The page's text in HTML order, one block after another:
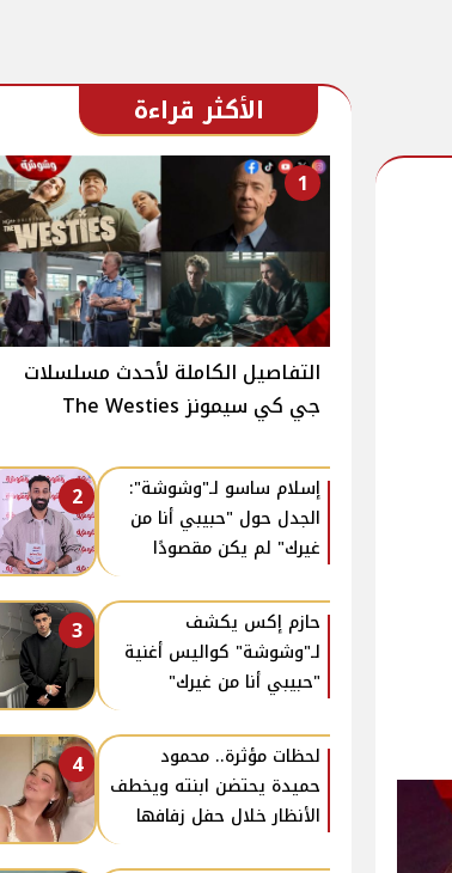
الأكثر قراءة
1
التفاصيل الكاملة لأحدث مسلسلات
جي كي سيمونز The Westies
2
إسلام ساسو لـ"وشوشة":
الجدل حول "حبيبي أنا من
غيرك" لم يكن مقصودًا
3
حازم إكس يكشف
لـ"وشوشة" كواليس أغنية
"حبيبي أنا من غيرك"
4
لحظات مؤثرة.. محمود
حميدة يحتضن ابنته ويخطف
الأنظار خلال حفل زفافها